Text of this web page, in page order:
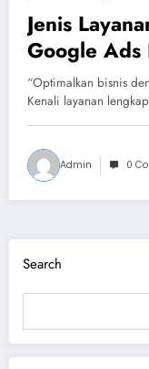
Jenis
Google Ads
“Optimalkan bisnis
Kenali layanan
Admin 0
Search